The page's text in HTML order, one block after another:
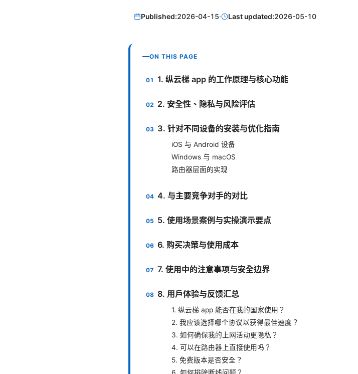
Published:2026-04-15· Last updated:2026-05-10
ON THIS PAGE
1. 纵云梯 app 的工作原理与核心功能
2. 安全性、隐私与风险评估
3. 针对不同设备的安装与优化指南
iOS 与 Android 设备
Windows 与 macOS
路由器层面的实现
4. 与主要竞争对手的对比
5. 使用场景案例与实操演示要点
6. 购买决策与使用成本
7. 使用中的注意事项与安全边界
8. 用户体验与反馈汇总
1. 纵云梯 app 能否在我的国家使用？
2. 我应该选择哪个协议以获得最佳速度？
3. 如何确保我的上网活动更隐私？
4. 可以在路由器上直接使用吗？
5. 免费版本是否安全？